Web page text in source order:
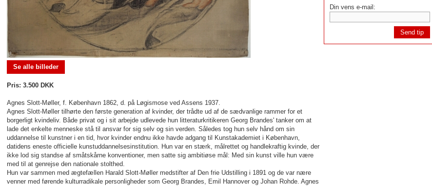
Din vens e-mail:
Se alle billeder
Pris: 3.500 DKK
Agnes Slott-Møller, f. København 1862, d. på Løgismose ved Assens 1937.
Agnes Slott-Møller tilhørte den første generation af kvinder, der trådte ud af de sædvanlige rammer for et
borgerligt kvindeliv. Både privat og i sit arbejde udlevede hun litteraturkritikeren Georg Brandes' tanker om at
lade det enkelte menneske stå til ansvar for sig selv og sin verden. Således tog hun selv hånd om sin
uddannelse til kunstner i en tid, hvor kvinder endnu ikke havde adgang til Kunstakademiet i København,
datidens eneste officielle kunstuddannelsesinstitution. Hun var en stærk, målrettet og handlekraftig kvinde, der
ikke lod sig standse af småtskårne konventioner, men satte sig ambitiøse mål: Med sin kunst ville hun være
med til at genrejse den nationale stolthed.
Hun var sammen med ægtefællen Harald Slott-Møller medstifter af Den frie Udstilling i 1891 og de var nære
venner med førende kulturradikale personligheder som Georg Brandes, Emil Hannover og Johan Rohde. Agnes